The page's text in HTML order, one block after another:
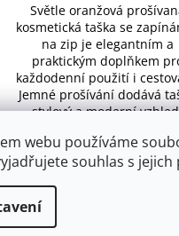
webu používáme
souhlas s jejich
Světle oranžová
kosmetická taška se
na zip je elegantním a
praktickým doplňkem
každodenní použití i
Jemné prošívání dodává
stylový a moderní
přináší svěžest a